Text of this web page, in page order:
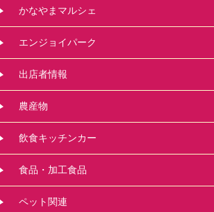
かなやまマルシェ
エンジョイパーク
出店者情報
農産物
飲食キッチンカー
食品・加工食品
ペット関連